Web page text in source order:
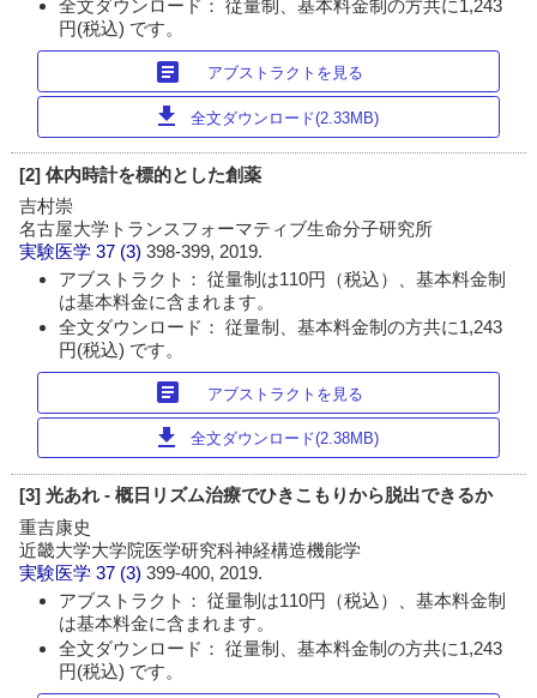
全文ダウンロード： 従量制、基本料金制の方共に1,243
円(税込) です。
article アブストラクトを見る
download 全文ダウンロード(2.33MB)
[2] 体内時計を標的とした創薬
吉村崇
名古屋大学トランスフォーマティブ生命分子研究所
実験医学 37 (3)398-399, 2019.
アブストラクト： 従量制は110円（税込）、基本料金制
は基本料金に含まれます。
全文ダウンロード： 従量制、基本料金制の方共に1,243
円(税込) です。
article アブストラクトを見る
download 全文ダウンロード(2.38MB)
[3] 光あれ - 概日リズム治療でひきこもりから脱出できるか
重吉康史
近畿大学大学院医学研究科神経構造機能学
実験医学 37 (3)399-400, 2019.
アブストラクト： 従量制は110円（税込）、基本料金制
は基本料金に含まれます。
全文ダウンロード： 従量制、基本料金制の方共に1,243
円(税込) です。